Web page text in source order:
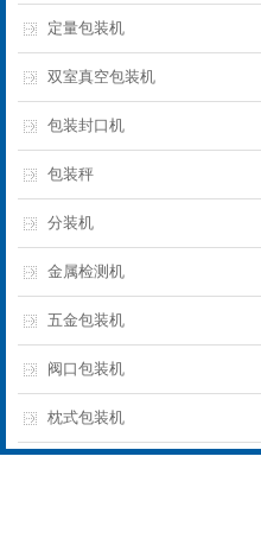
定量包装机
双室真空包装机
包装封口机
包装秤
分装机
金属检测机
五金包装机
阀口包装机
枕式包装机